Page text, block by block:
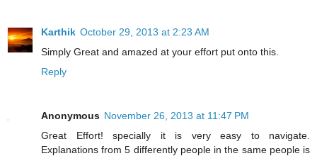
Karthik October 29, 2013 at 2:23 AM
Simply Great and amazed at your effort put onto this.
Reply
Anonymous November 26, 2013 at 11:47 PM
Great Effort! specially it is very easy to navigate.
Explanations from 5 differently people in the same people is